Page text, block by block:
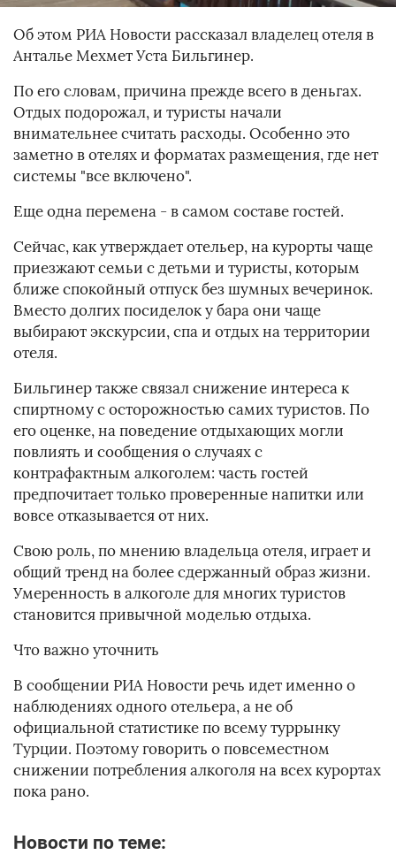
Об этом РИА Новости рассказал владелец отеля в
Анталье Мехмет Уста Бильгинер.
По его словам, причина прежде всего в деньгах.
Отдых подорожал, и туристы начали
внимательнее считать расходы. Особенно это
заметно в отелях и форматах размещения, где нет
системы "все включено".
Еще одна перемена - в самом составе гостей.
Сейчас, как утверждает отельер, на курорты чаще
приезжают семьи с детьми и туристы, которым
ближе спокойный отпуск без шумных вечеринок.
Вместо долгих посиделок у бара они чаще
выбирают экскурсии, спа и отдых на территории
отеля.
Бильгинер также связал снижение интереса к
спиртному с осторожностью самих туристов. По
его оценке, на поведение отдыхающих могли
повлиять и сообщения о случаях с
контрафактным алкоголем: часть гостей
предпочитает только проверенные напитки или
вовсе отказывается от них.
Свою роль, по мнению владельца отеля, играет и
общий тренд на более сдержанный образ жизни.
Умеренность в алкоголе для многих туристов
становится привычной моделью отдыха.
Что важно уточнить
В сообщении РИА Новости речь идет именно о
наблюдениях одного отельера, а не об
официальной статистике по всему туррынку
Турции. Поэтому говорить о повсеместном
снижении потребления алкоголя на всех курортах
пока рано.
Новости по теме: